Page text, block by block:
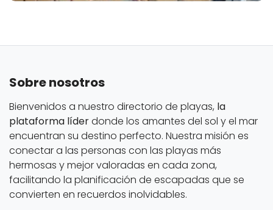
Sobre nosotros
Bienvenidos a nuestro directorio de playas, la
plataforma líderdonde los amantes del sol y el mar
encuentran su destino perfecto. Nuestra misión es
conectar a las personas con las playas más
hermosas y mejor valoradas en cada zona,
facilitando la planificación de escapadas que se
convierten en recuerdos inolvidables.